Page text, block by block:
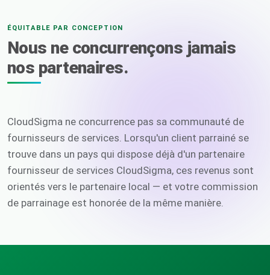
ÉQUITABLE PAR CONCEPTION
Nous ne concurrençons jamais
nos partenaires.
CloudSigma ne concurrence pas sa communauté de
fournisseurs de services. Lorsqu'un client parrainé se
trouve dans un pays qui dispose déjà d'un partenaire
fournisseur de services CloudSigma, ces revenus sont
orientés vers le partenaire local — et votre commission
de parrainage est honorée de la même manière.